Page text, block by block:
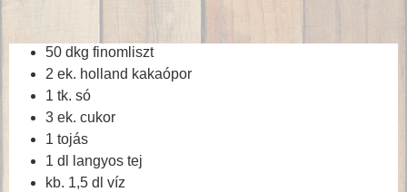
50 dkg finomliszt
2 ek. holland kakaópor
1 tk. só
3 ek. cukor
1 tojás
1 dl langyos tej
kb. 1,5 dl víz